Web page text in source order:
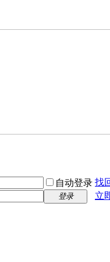
自动登录 找
登录
立